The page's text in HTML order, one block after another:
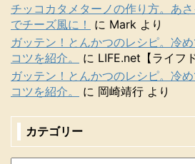
チッコカタメターノの作り方。あ
でチーズ風に！
に Mark より
ガッテン！とんかつのレシピ。冷
コツを紹介。
に LIFE.net【ライフ
ガッテン！とんかつのレシピ。冷
コツを紹介。
に 岡崎靖行 より
カテゴリー